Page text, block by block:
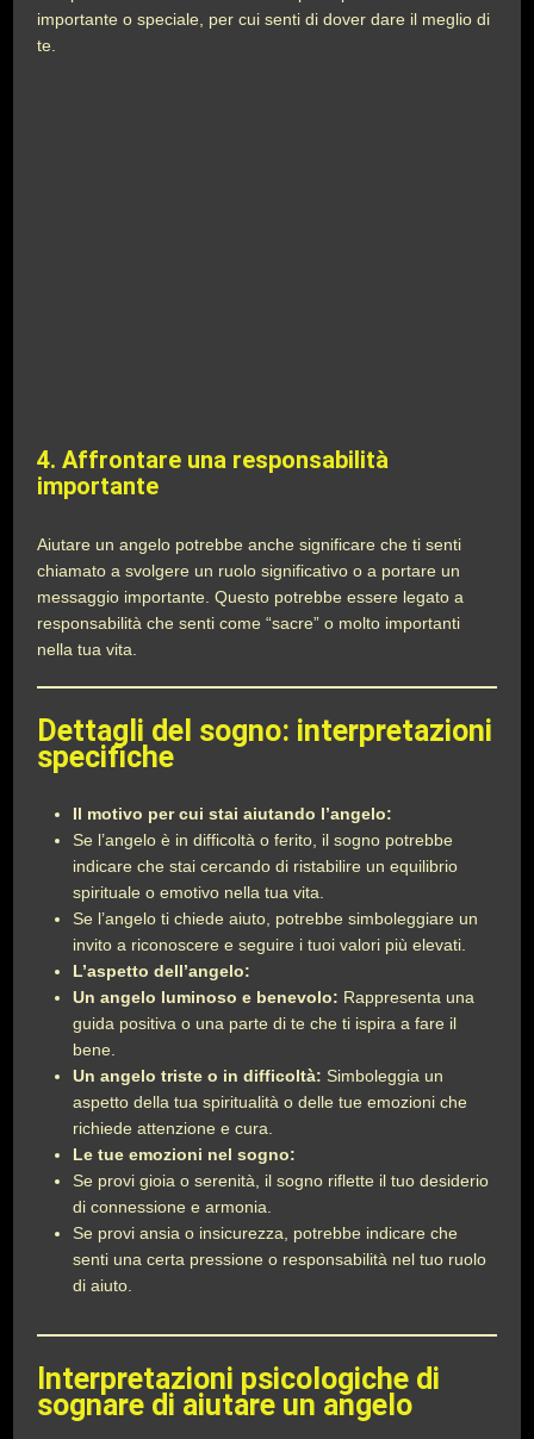
importante o speciale, per cui senti di dover dare il meglio di
te.
4.Affrontare una responsabilità
importante
Aiutare un angelo potrebbe anche significare che ti senti
chiamato a svolgere un ruolo significativo o a portare un
messaggio importante. Questo potrebbe essere legato a
responsabilità che senti come “sacre” o molto importanti
nella tua vita.
Dettagli del sogno: interpretazioni
specifiche
Il motivo per cui stai aiutando l’angelo:
Se l’angelo è in difficoltà o ferito, il sogno potrebbe
indicare che stai cercando di ristabilire un equilibrio
spirituale o emotivo nella tua vita.
Se l’angelo ti chiede aiuto, potrebbe simboleggiare un
invito a riconoscere e seguire i tuoi valori più elevati.
L’aspetto dell’angelo:
Un angelo luminoso e benevolo: Rappresenta una
guida positiva o una parte di te che ti ispira a fare il
bene.
Un angelo triste o in difficoltà: Simboleggia un
aspetto della tua spiritualità o delle tue emozioni che
richiede attenzione e cura.
Le tue emozioni nel sogno:
Se provi gioia o serenità, il sogno riflette il tuo desiderio
di connessione e armonia.
Se provi ansia o insicurezza, potrebbe indicare che
senti una certa pressione o responsabilità nel tuo ruolo
di aiuto.
Interpretazioni psicologiche di
sognare di aiutare un angelo